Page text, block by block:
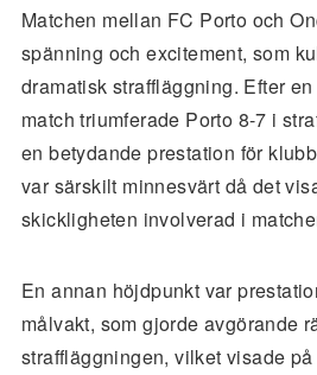
Matchen mellan FC Porto och
spänning och excitement, som
dramatisk straffläggning. Efter
match triumferade Porto 8-7 i
en betydande prestation för
var särskilt minnesvärt då det
skickligheten involverad i
En annan höjdpunkt var
målvakt, som gjorde avgörande
straffläggningen, vilket visade